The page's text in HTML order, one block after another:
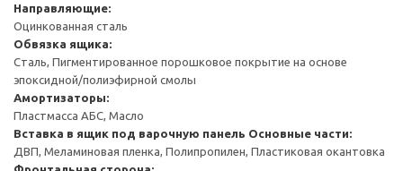
Направляющие:
Оцинкованная сталь
Обвязка ящика:
Сталь, Пигментированное порошковое покрытие на основе
эпоксидной/полиэфирной смолы
Амортизаторы:
Пластмасса АБС, Масло
Вставка в ящик под варочную панель Основные части:
ДВП, Меламиновая пленка, Полипропилен, Пластиковая окантовка